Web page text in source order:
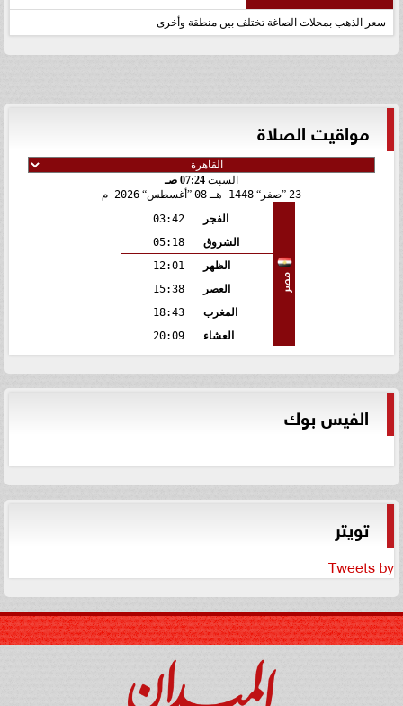
سعر الذهب بمحلات الصاغة تختلف بين منطقة وأخرى
مواقيت الصلاة
السبت 07:24 صـ
23 صفر 1448 هـ 08 أغسطس 2026 م
مصر
الفجر
03:42
الشروق
05:18
الظهر
12:01
العصر
15:38
المغرب
18:43
العشاء
20:09
الفيس بوك
تويتر
Tweets by